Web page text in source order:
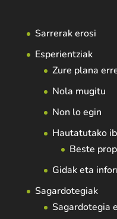
Sarrerak erosi
Esperientziak
Zure plana
Nola mugitu
Non lo egin
Hautatutako
Beste
Gidak eta
Sagardotegiak
Sagardotegia